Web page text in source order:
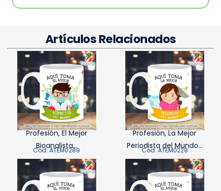
Artículos Relacionados
Profesión, El Mejor
Bioanalista...
Cod: ATEM0289
Profesión, La Mejor
Periodista del Mundo...
Cod: ATEM0228